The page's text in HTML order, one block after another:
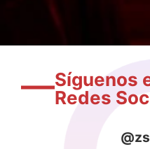
Síguenos
Redes